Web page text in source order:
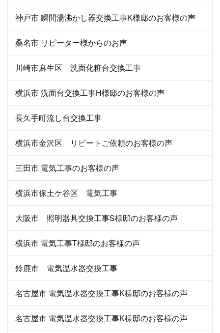
神戸市 瞬間湯沸かし器交換工事K様邸のお客様の声
桑名市 リピーター様からのお声
川崎市麻生区 洗面化粧台交換工事
横浜市 洗面台交換工事H様邸のお客様の声
長久手町流し台交換工事
横浜市金沢区 リピートご依頼のお客様の声
三田市 電気工事のお客様の声
横浜市保土ケ谷区 電気工事
大阪市 照明器具交換工事S様邸のお客様の声
横浜市 電気工事T様邸のお客様の声
鈴鹿市 電気温水器交換工事
名古屋市 電気温水器交換工事K様邸のお客様の声
名古屋市 電気温水器交換工事K様邸のお客様の声